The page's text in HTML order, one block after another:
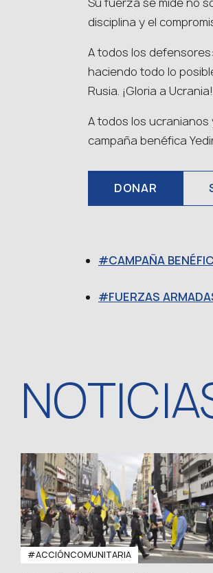
disciplina y el
A todos los
haciendo todo lo
Rusia. ¡Gloria a Ucrania!
A todos los ucranianos
campaña benéfica
DONAR
CAMPAÑA
FUERZAS
#ACCIÓNCOMUNITARIA